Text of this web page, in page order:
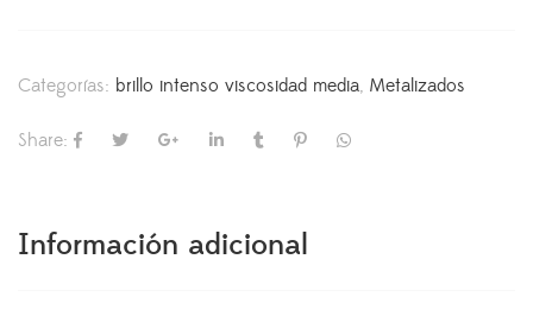
Categorías: brillo intenso viscosidad media, Metalizados
Share:
Información adicional